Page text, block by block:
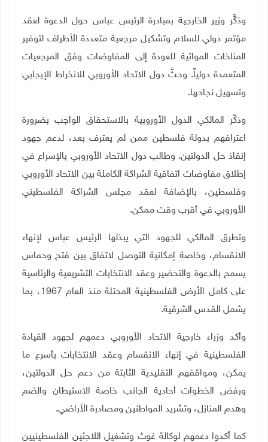
وذكَّر وزير الخارجية بمبادرة الرئيس عباس حول الدعوة لعقد
مؤتمر دولي للسلام وتشكيل مرجعية متعددة الأطراف لتوفير
المناخات المواتية للعودة إلى المفاوضات وفق المرجعيات
المتعمدة دولياً. وحثَّ دول الاتحاد الأوروبي للانخراط الإيجابي
وتسهيل نجاحها.
وذكَّر المالكي الدول الأوروبية بالاستحقاق الواجب بضرورة
اعترافهم بدولة فلسطين ممن لم يعترف بعد، لدعم جهود
إنقاذ حل الدولتين. وطالب دول الاتحاد الأوروبي بالإسراع في
إطلاق مفاوضات اتفاقية الشراكة الكاملة بين الاتحاد الأوروبي
وفلسطين، بالإضافة لعقد مجلس الشراكة الفلسطيني
الأوروبي في أقرب وقت ممكن.
وتطرق المالكي للجهود التي يبذلها الرئيس عباس لإنهاء
الانقسام، وخاصة إمكانية التوصل لاتفاق بين فتح وحماس
يسمح بالدعوة والتحضير وعقد الانتخابات التشريعية والرئاسية
على كامل الأرض الفلسطينية المحتلة منذ العام 1967، بما
يشمل القدس الشرقية.
وأكد وزراء خارجية الاتحاد الأوروبي دعمهم لجهود القيادة
الفلسطينية في إنهاء الانقسام وعقد الانتخابات بأسرع ما
يمكن، ومواقفهم التقليدية الثابتة من دعم حل الدولتين،
ورفض الخطوات أحادية الجانب خاصة الاستيطان والضم
وهدم المنازل، وتشريد المواطنين ومصادرة الأراضي.
كما أكدوا دعمهم لوكالة غوث وتشغيل اللاجئين الفلسطينيين